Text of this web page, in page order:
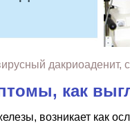
дакриоаденит,
как
возникает как